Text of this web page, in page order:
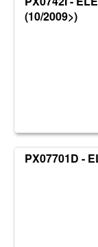
(10/2009>)
PX07701D -